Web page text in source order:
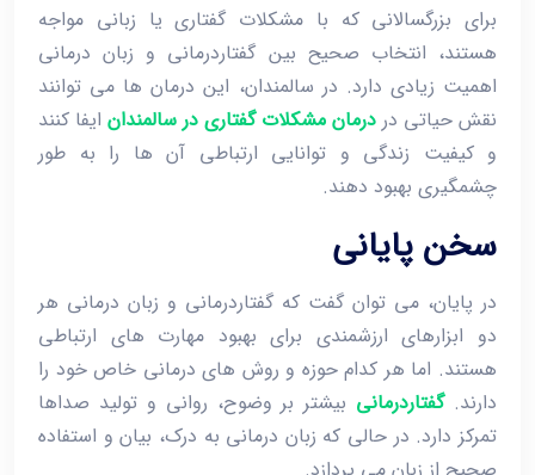
برای بزرگسالانی که با مشکلات گفتاری یا زبانی مواجه
هستند، انتخاب صحیح بین گفتاردرمانی و زبان‌ درمانی
اهمیت زیادی دارد. در سالمندان، این درمان ‌ها می ‌توانند
نقش حیاتی در درمان مشکلات گفتاری در سالمندان ایفا کنند
و کیفیت زندگی و توانایی ارتباطی آن ‌ها را به ‌طور
چشمگیری بهبود دهند.
سخن پایانی
در پایان، می ‌توان گفت که گفتاردرمانی و زبان ‌درمانی هر
دو ابزارهای ارزشمندی برای بهبود مهارت ‌های ارتباطی
هستند. اما هر کدام حوزه و روش‌ های درمانی خاص خود را
دارند.گفتاردرمانی بیشتر بر وضوح، روانی و تولید صداها
تمرکز دارد. در حالی که زبان‌ درمانی به درک، بیان و استفاده